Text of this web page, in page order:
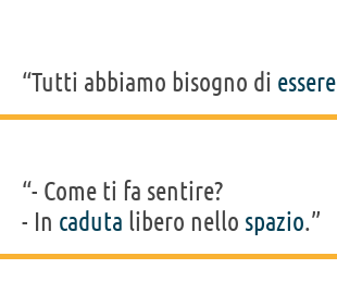
“Tutti abbiamo bisogno di essere
“- Come ti fa sentire?
- In caduta libero nello spazio.”